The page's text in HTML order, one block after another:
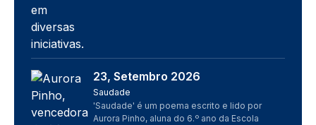
Imagem 23, Setembro 2026
Saudade
'Saudade' é um poema escrito e lido por
Aurora Pinho, aluna do 6.º ano da Escola